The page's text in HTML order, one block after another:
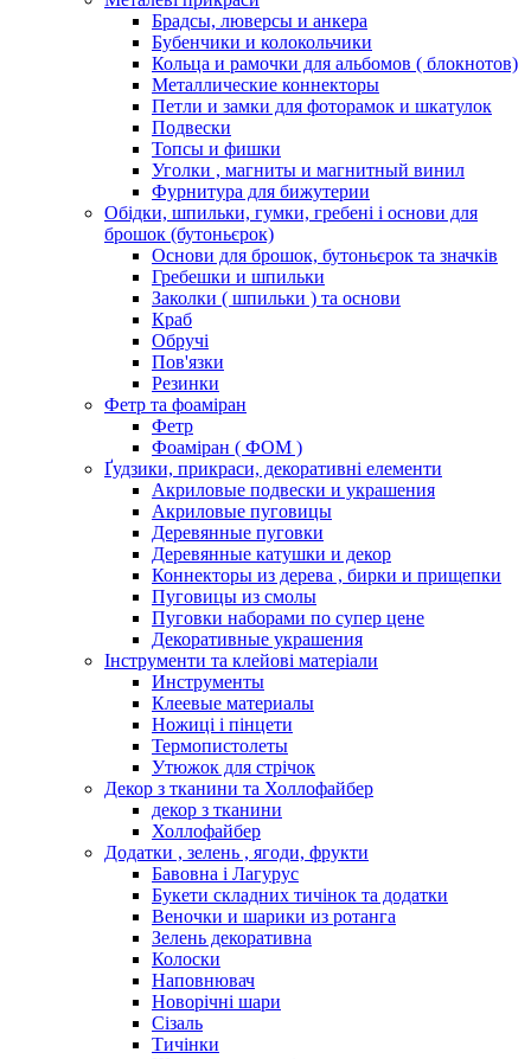
Брадсы, люверсы и анкера
Бубенчики и колокольчики
Кольца и рамочки для альбомов ( блокнотов)
Металлические коннекторы
Петли и замки для фоторамок и шкатулок
Подвески
Топсы и фишки
Уголки , магниты и магнитный винил
Фурнитура для бижутерии
Обідки, шпильки, гумки, гребені і основи для
брошок (бутоньєрок)
Основи для брошок, бутоньєрок та значків
Гребешки и шпильки
Заколки ( шпильки ) та основи
Краб
Обручі
Пов'язки
Резинки
Фетр та фоаміран
Фетр
Фоаміран ( ФОМ )
Ґудзики, прикраси, декоративні елементи
Акриловые подвески и украшения
Акриловые пуговицы
Деревянные пуговки
Деревянные катушки и декор
Коннекторы из дерева , бирки и прищепки
Пуговицы из смолы
Пуговки наборами по супер цене
Декоративные украшения
Інструменти та клейові матеріали
Инструменты
Клеевые материалы
Ножиці і пінцети
Термопистолеты
Утюжок для стрічок
Декор з тканини та Холлофайбер
декор з тканини
Холлофайбер
Додатки , зелень , ягоди, фрукти
Бавовна і Лагурус
Букети складних тичінок та додатки
Веночки и шарики из ротанга
Зелень декоративна
Колоски
Наповнювач
Новорічні шари
Сізаль
Тичінки